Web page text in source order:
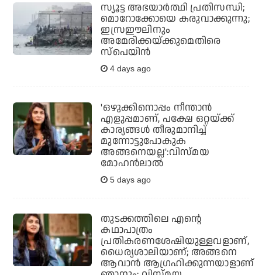
സ്യൂട്ട അഭയാര്‍ത്ഥി പ്രതിസന്ധി;
മൊറോക്കോയെ കരുവാക്കുന്നു;
ഇസ്രഈലിനും
അമേരിക്കയ്ക്കുമെതിരെ
സ്‌പെയിന്‍
4 days ago
'ഒഴുക്കിനൊപ്പം നീന്താന്‍
എളുപ്പമാണ്, പക്ഷേ ഒറ്റയ്ക്ക്
കാര്യങ്ങള്‍ തീരുമാനിച്ച്
മുന്നോട്ടുപോകുക
അങ്ങനെയല്ല':വിസ്മയ
മോഹന്‍ലാല്‍
5 days ago
തുടക്കത്തിലെ എന്റെ
കഥാപാത്രം
പ്രതികരണശേഷിയുള്ളവളാണ്,
ധൈര്യശാലിയാണ്; അങ്ങനെ
ആവാന്‍ ആഗ്രഹിക്കുന്നയാളാണ്